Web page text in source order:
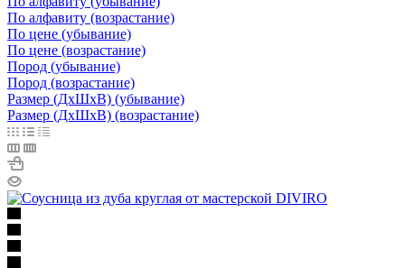
По алфавиту (возрастание)
По цене (убывание)
По цене (возрастание)
Пород (убывание)
Пород (возрастание)
Размер (ДxШxВ) (убывание)
Размер (ДxШxВ) (возрастание)